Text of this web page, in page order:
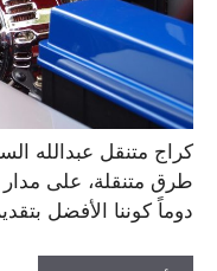
كراج متنقل عبدالله
دوماً كوننا الأفضل